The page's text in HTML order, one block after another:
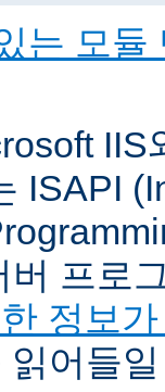
는 모듈
ISAPI
버 프로
정보
읽어들